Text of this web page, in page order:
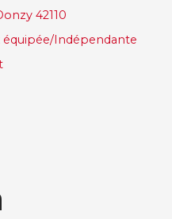
42110
Indépendante